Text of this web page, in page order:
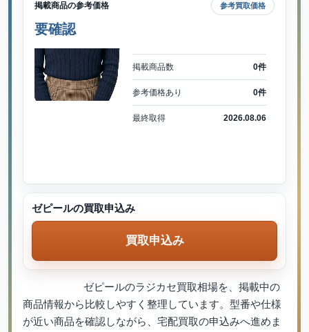
掲載商品の参考価格 参考買取価格
要確認
掲載商品数 0件
参考価格あり 0件
最終取得 2026.08.06
ゼピールのラジカセ買取相場を、掲載中の
商品情報から比較しやすく整理しています。型番や仕様
が近い商品を確認しながら、宅配買取の申込みへ進めま
ゼピールの買取申込み
買取申込み